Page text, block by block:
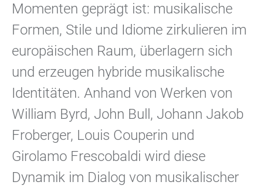
Momenten geprägt ist: musikalische
Formen, Stile und Idiome zirkulieren im
europäischen Raum, überlagern sich
und erzeugen hybride musikalische
Identitäten. Anhand von Werken von
William Byrd, John Bull, Johann Jakob
Froberger, Louis Couperin und
Girolamo Frescobaldi wird diese
Dynamik im Dialog von musikalischer